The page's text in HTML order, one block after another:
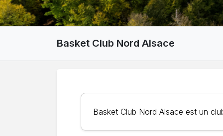
Basket Club Nord Alsace
Basket Club Nord Alsace est un